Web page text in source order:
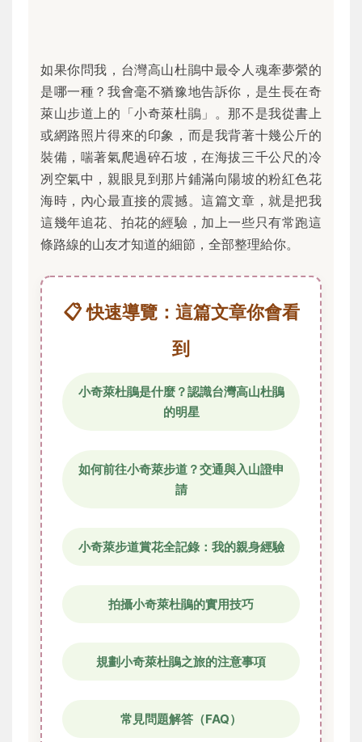
如果你問我，台灣高山杜鵑中最令人魂牽夢縈的
是哪一種？我會毫不猶豫地告訴你，是生長在奇
萊山步道上的「小奇萊杜鵑」。那不是我從書上
或網路照片得來的印象，而是我背著十幾公斤的
裝備，喘著氣爬過碎石坡，在海拔三千公尺的冷
冽空氣中，親眼見到那片鋪滿向陽坡的粉紅色花
海時，內心最直接的震撼。這篇文章，就是把我
這幾年追花、拍花的經驗，加上一些只有常跑這
條路線的山友才知道的細節，全部整理給你。
📋 快速導覽：這篇文章你會看
到
小奇萊杜鵑是什麼？認識台灣高山杜鵑
的明星
如何前往小奇萊步道？交通與入山證申
請
小奇萊步道賞花全記錄：我的親身經驗
拍攝小奇萊杜鵑的實用技巧
規劃小奇萊杜鵑之旅的注意事項
常見問題解答（FAQ）